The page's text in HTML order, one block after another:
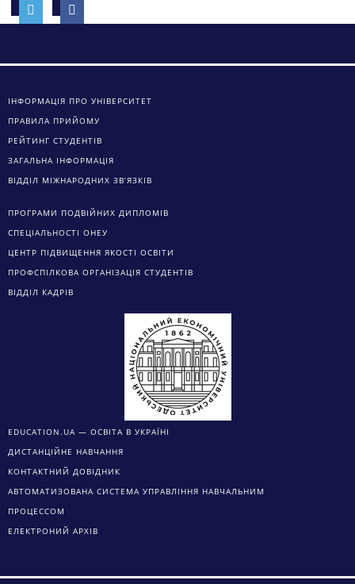
ІНФОРМАЦІЯ ПРО УНІВЕРСИТЕТ
ПРАВИЛА ПРИЙОМУ
РЕЙТИНГ СТУДЕНТІВ
ЗАГАЛЬНА ІНФОРМАЦІЯ
ВІДДІЛ МІЖНАРОДНИХ ЗВ’ЯЗКІВ
ПРОГРАМИ ПОДВІЙНИХ ДИПЛОМІВ
СПЕЦІАЛЬНОСТІ ОНЕУ
ЦЕНТР ПІДВИЩЕННЯ ЯКОСТІ ОСВІТИ
ПРОФСПІЛКОВА ОРГАНІЗАЦІЯ СТУДЕНТІВ
ВІДДІЛ КАДРІВ
EDUCATION.UA — ОСВІТА В УКРАЇНІ
ДИСТАНЦІЙНЕ НАВЧАННЯ
КОНТАКТНИЙ ДОВІДНИК
АВТОМАТИЗОВАНА СИСТЕМА УПРАВЛІННЯ НАВЧАЛЬНИМ
ПРОЦЕССОМ
ЕЛЕКТРОНИЙ АРХІВ